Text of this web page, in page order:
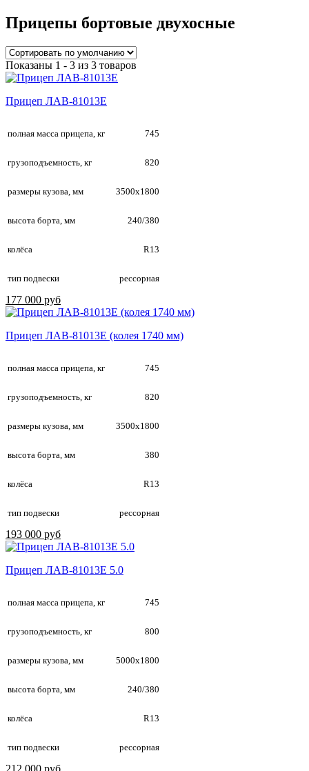
Прицепы бортовые двухосные
Показаны 1 - 3 из 3 товаров
Прицеп ЛАВ-81013E
полная масса прицепа, кг 745
грузоподъемность, кг 820
размеры кузова, мм 3500х1800
высота борта, мм 240/380
колёса R13
тип подвески рессорная
177 000 руб
Прицеп ЛАВ-81013E (колея 1740 мм)
полная масса прицепа, кг 745
грузоподъемность, кг 820
размеры кузова, мм 3500х1800
высота борта, мм 380
колёса R13
тип подвески рессорная
193 000 руб
Прицеп ЛАВ-81013E 5.0
полная масса прицепа, кг 745
грузоподъемность, кг 800
размеры кузова, мм 5000х1800
высота борта, мм 240/380
колёса R13
тип подвески рессорная
212 000 руб